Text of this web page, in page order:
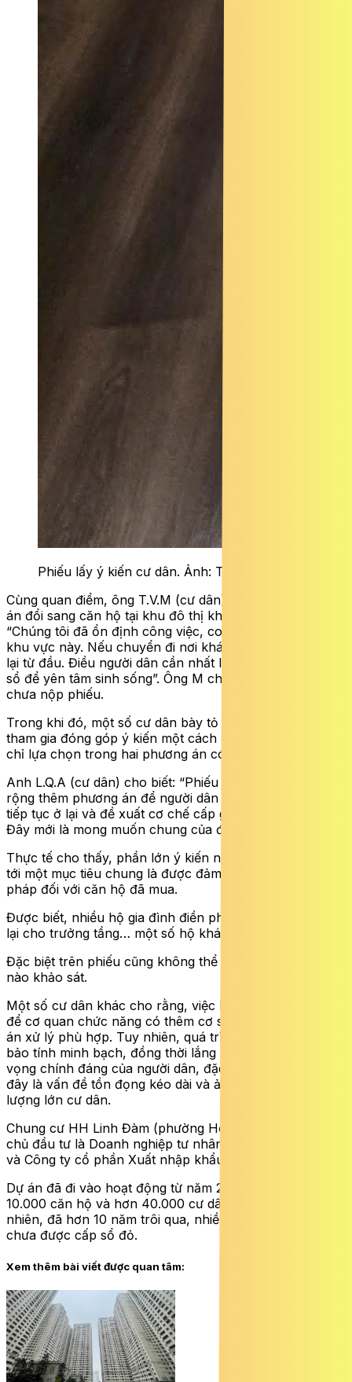
Phiếu lấy ý kiến cư dân. Ảnh: T.Sơn.
Cùng quan điểm, ông T.V.M (cư dân) cho rằng phương
án đổi sang căn hộ tại khu đô thị khác cũng khó khả thi:
“Chúng tôi đã ổn định công việc, con cái học hành tại
khu vực này. Nếu chuyển đi nơi khác, mọi thứ phải làm
lại từ đầu. Điều người dân cần nhất lúc này là được cấp
sổ để yên tâm sinh sống”. Ông M cho biết, gia đình ông
chưa nộp phiếu.
Trong khi đó, một số cư dân bày tỏ mong muốn được
tham gia đóng góp ý kiến một cách đầy đủ hơn thay vì
chỉ lựa chọn trong hai phương án có sẵn.
Anh L.Q.A (cư dân) cho biết: “Phiếu khảo sát nên mở
rộng thêm phương án để người dân lựa chọn, ví dụ như
tiếp tục ở lại và đề xuất cơ chế cấp giấy chứng nhận.
Đây mới là mong muốn chung của đa số cư dân”.
Thực tế cho thấy, phần lớn ý kiến người dân đều hướng
tới một mục tiêu chung là được đảm bảo quyền lợi hợp
pháp đối với căn hộ đã mua.
Được biết, nhiều hộ gia đình điền phiếu sau đó đã nộp
lại cho trưởng tầng… một số hộ khác thì không nộp.
Đặc biệt trên phiếu cũng không thể hiện rõ là đơn vị
nào khảo sát.
Một số cư dân khác cho rằng, việc lấy phiếu là cần thiết
để cơ quan chức năng có thêm cơ sở xây dựng phương
án xử lý phù hợp. Tuy nhiên, quá trình này cần đảm
bảo tính minh bạch, đồng thời lắng nghe đầy đủ nguyện
vọng chính đáng của người dân, đặc biệt trong bối cảnh
đây là vấn đề tồn đọng kéo dài và ảnh hưởng đến số
lượng lớn cư dân.
Chung cư HH Linh Đàm (phường Hoàng Liệt, Hà Nội) có
chủ đầu tư là Doanh nghiệp tư nhân số 1 tỉnh Điện Biên
và Công ty cổ phần Xuất nhập khẩu Bemes.
Dự án đã đi vào hoạt động từ năm 2015, hiện có khoảng
10.000 căn hộ và hơn 40.000 cư dân sinh sống. Tuy
nhiên, đã hơn 10 năm trôi qua, nhiều căn hộ tại đây vẫn
chưa được cấp sổ đỏ.
Xem thêm bài viết được quan tâm: